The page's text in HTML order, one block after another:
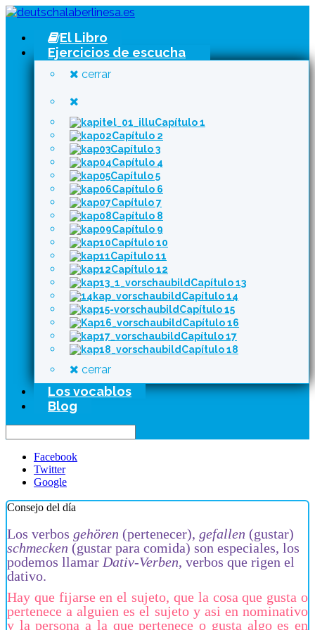
El Libro
Ejercicios de escucha
cerrar
Capítulo 1
Capítulo 2
Capítulo 3
Capítulo 4
Capítulo 5
Capítulo 6
Capítulo 7
Capítulo 8
Capítulo 9
Capítulo 10
Capítulo 11
Capítulo 12
Capítulo 13
Capítulo 14
Capítulo 15
Capítulo 16
Capítulo 17
Capítulo 18
cerrar
Los vocablos
Blog
Facebook
Twitter
Google
Consejo del día
Los verbos gehören (pertenecer), gefallen (gustar)
schmecken (gustar para comida) son especiales, los
podemos llamar Dativ-Verben, verbos que rigen el
dativo.
Hay que fijarse en el sujeto, que la cosa que gusta o
pertenece a alguien es el sujeto y asi en nominativo
y la persona a la que pertenece o gusta algo es en